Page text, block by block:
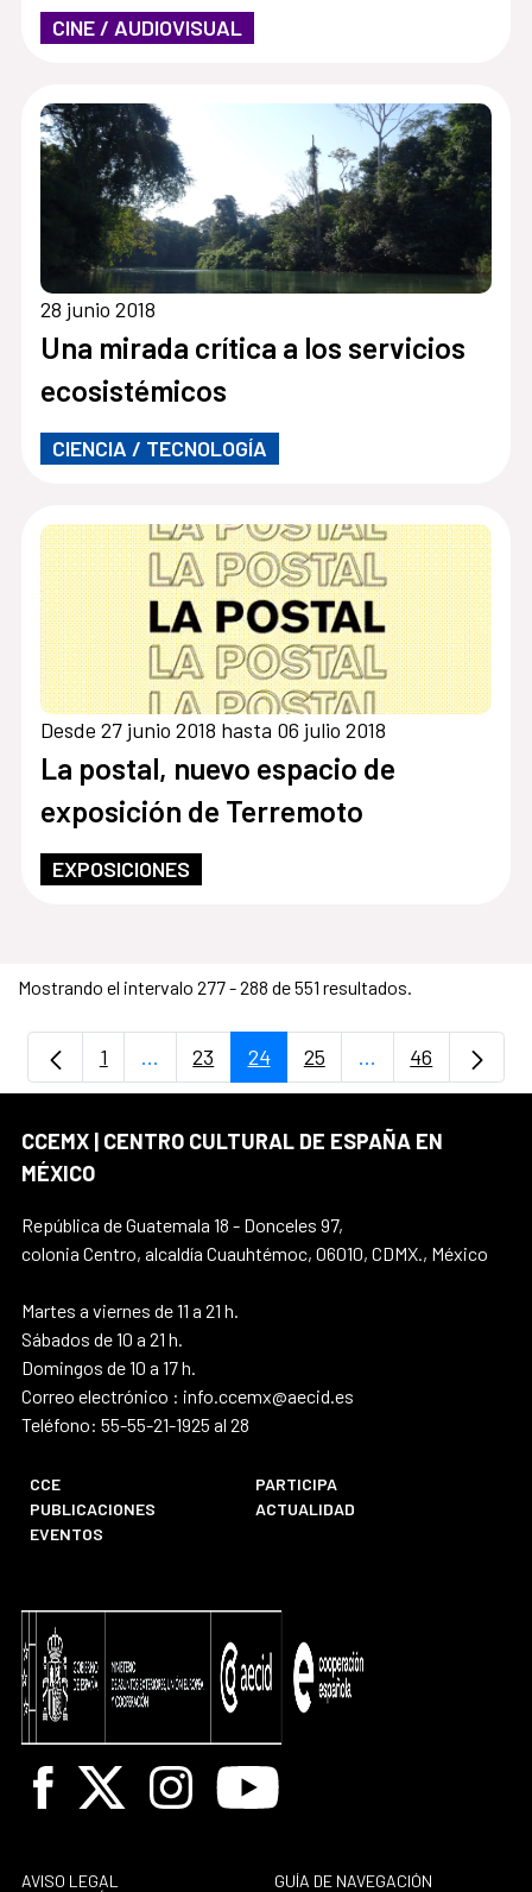
CINE / AUDIOVISUAL
28 junio 2018
Una mirada crítica a los servicios
ecosistémicos
CIENCIA / TECNOLOGÍA
Desde 27 junio 2018 hasta 06 julio 2018
La postal, nuevo espacio de
exposición de Terremoto
EXPOSICIONES
Mostrando el intervalo 277 - 288 de 551 resultados.
Página
1 ...Páginas intermedias Use TAB para
Página
23 Página
24 Página
25 ...PáginasPágina
46
CCEMX | CENTRO CULTURAL DE ESPAÑA EN
MÉXICO
República de Guatemala 18 - Donceles 97,
colonia Centro, alcaldía Cuauhtémoc, 06010, CDMX., México
Martes a viernes de 11 a 21 h.
Sábados de 10 a 21 h.
Domingos de 10 a 17 h.
Correo electrónico : info.ccemx@aecid.es
Teléfono: 55-55-21-1925 al 28
CCE
PARTICIPA
PUBLICACIONES
ACTUALIDAD
EVENTOS
Facebook
X InstagramYoutube
AVISO LEGAL
GUÍA DE NAVEGACIÓN